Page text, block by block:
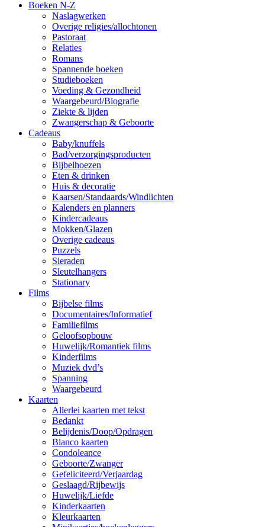
Boeken N-Z
Naslagwerken
Overige religies/allochtonen
Pastoraat
Relaties
Romans
Spannende boeken
Studieboeken
Voeding & Gezondheid
Waargebeurd/Biografie
Ziekte & lijden
Zwangerschap & Geboorte
Cadeaus
Baby/knuffels
Bad/verzorgingsproducten
Bijbelhoezen
Eten & drinken
Huis & decoratie
Kaarsen/Standaards/Windlichten
Kalenders en planners
Kindercadeaus
Mokken/Glazen
Overige cadeaus
Puzzels
Sieraden
Sleutelhangers
Stationary
Films
Bijbelse films
Documentaires/Informatief
Familiefilms
Geloofsopbouw
Huwelijk/Romantiek films
Kinderfilms
Muziek dvd’s
Spanning
Waargebeurd
Kaarten
Allerlei kaarten met tekst
Bedankt
Belijdenis/Doop/Opdragen
Blanco kaarten
Condoleance
Geboorte/Zwanger
Gefeliciteerd/Verjaardag
Geslaagd/Rijbewijs
Huwelijk/Liefde
Kinderkaarten
Kleurkaarten